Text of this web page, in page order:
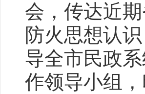
会，传达近
防火思想认
导全市民政
作领导小组